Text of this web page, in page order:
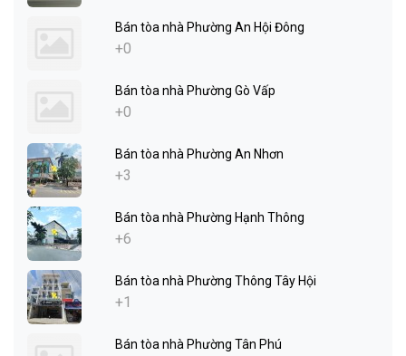
Bán tòa nhà Phường An Hội Đông
+0
Bán tòa nhà Phường Gò Vấp
+0
Bán tòa nhà Phường An Nhơn
+3
Bán tòa nhà Phường Hạnh Thông
+6
Bán tòa nhà Phường Thông Tây Hội
+1
Bán tòa nhà Phường Tân Phú